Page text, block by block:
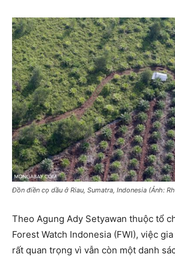
Đồn điền cọ dầu ở Riau, Sumatra, Indonesia (Ảnh:
Theo Agung Ady Setyawan thuộc tổ
Forest Watch Indonesia (FWI), việc
rất quan trọng vì vẫn còn một danh